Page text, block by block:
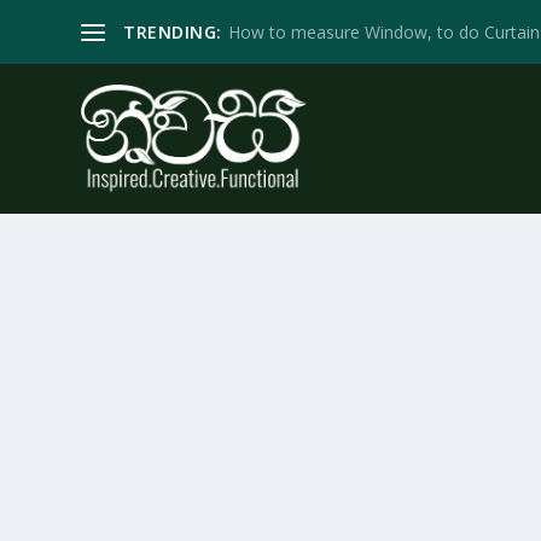
TRENDING: How to measure Window, to do